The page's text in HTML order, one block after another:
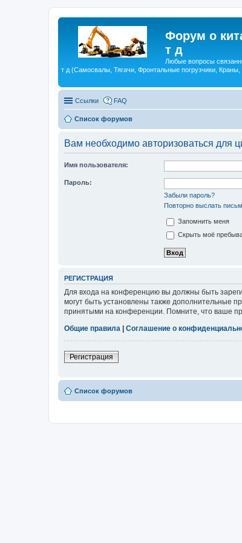
Форум о
т д
Любые вопросы
т д (Самосвалы, Тягачи, Фронтальные погрузчики,
Ссылки FAQ
Список форумов
Вам необходимо авторизоваться для
Имя пользователя:
Пароль:
Забыли пароль?
Повторно выслать
Запомнить меня
Скрыть моё
РЕГИСТРАЦИЯ
Для входа на конференцию вы должны быть
могут быть установлены также дополнительные
принятыми на конференции. Помните, что ваше
Общие правила
Соглашение о
Регистрация
Список форумов